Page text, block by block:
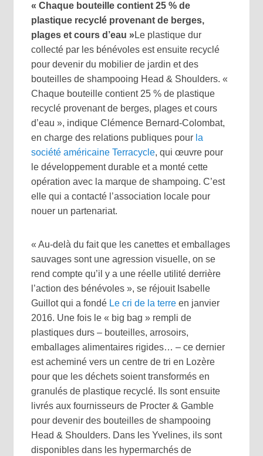
« Chaque bouteille contient 25 % de
plastique recyclé provenant de berges,
plages et cours d’eau »Le plastique dur
collecté par les bénévoles est ensuite recyclé
pour devenir du mobilier de jardin et des
bouteilles de shampooing Head & Shoulders. «
Chaque bouteille contient 25 % de plastique
recyclé provenant de berges, plages et cours
d’eau », indique Clémence Bernard-Colombat,
en charge des relations publiques pour la
société américaine Terracycle, qui œuvre pour
le développement durable et a monté cette
opération avec la marque de shampoing. C’est
elle qui a contacté l’association locale pour
nouer un partenariat.
« Au-delà du fait que les canettes et emballages
sauvages sont une agression visuelle, on se
rend compte qu’il y a une réelle utilité derrière
l’action des bénévoles », se réjouit Isabelle
Guillot qui a fondé Le cri de la terre en janvier
2016. Une fois le « big bag » rempli de
plastiques durs – bouteilles, arrosoirs,
emballages alimentaires rigides… – ce dernier
est acheminé vers un centre de tri en Lozère
pour que les déchets soient transformés en
granulés de plastique recyclé. Ils sont ensuite
livrés aux fournisseurs de Procter & Gamble
pour devenir des bouteilles de shampooing
Head & Shoulders. Dans les Yvelines, ils sont
disponibles dans les hypermarchés de